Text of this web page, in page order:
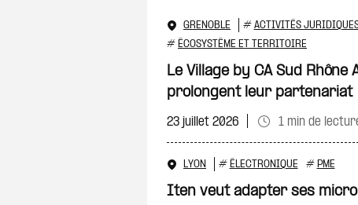
GRENOBLE # ACTIVITÉS
# ÉCOSYSTÈME ET TERRITOIRE
Le Village by CA Sud Rhône
prolongent leur partenariat
23 juillet 2026 1 min de
LYON # ÉLECTRONIQUE # PME
Iten veut adapter ses